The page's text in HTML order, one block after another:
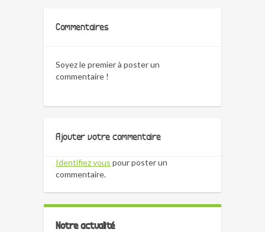
Commentaires
Soyez le premier à poster un
commentaire !
Ajouter votre commentaire
Identifiez vous pour poster un
commentaire.
Notre actualité